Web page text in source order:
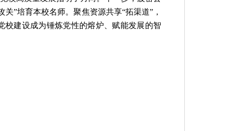
关”培育本校名师。聚焦资源共享“拓渠道”，
校建设成为锤炼党性的熔炉、赋能发展的智